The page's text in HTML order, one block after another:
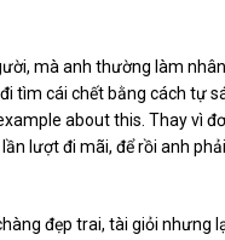
mà anh thường làm
tìm cái chết bằng cách tự
about this. Thay vì
lượt đi mãi, để rồi anh
đẹp trai, tài giỏi nhưng